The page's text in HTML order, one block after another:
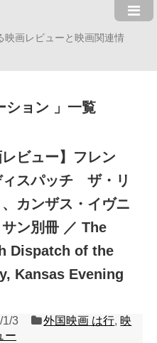
映画レビューと映画関連情
ション 一覧
レビュー】フレン
ィスパッチ ザ・リ
カンザス・イヴニ
ン別冊 ／ The
Dispatch of the
Kansas Evening
1/3 外国映画 は行, 映
ー